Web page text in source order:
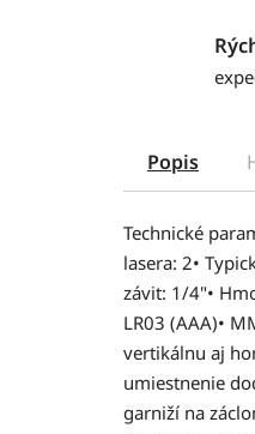
Popis
Technické
lasera: 2•
závit: 1/4"•
LR03 (AAA)•
vertikálnu aj
umiestnenie
garniží na